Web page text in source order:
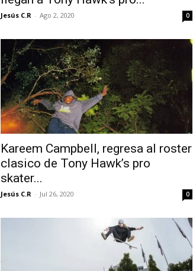
Jesús C.R - Ago 2, 2020 0
Kareem Campbell, regresa al roster
clasico de Tony Hawk’s pro
skater...
Jesús C.R - Jul 26, 2020 0